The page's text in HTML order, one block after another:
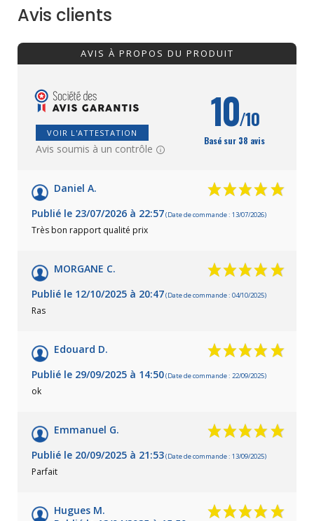
Avis clients
AVIS À PROPOS DU PRODUIT
VOIR L'ATTESTATION
Avis soumis à un contrôle
10/10
Basé sur 38 avis
Daniel A.
Publié le 23/07/2026 à 22:57(Date de commande : 13/07/2026)
Très bon rapport qualité prix
MORGANE C.
Publié le 12/10/2025 à 20:47(Date de commande : 04/10/2025)
Ras
Edouard D.
Publié le 29/09/2025 à 14:50(Date de commande : 22/09/2025)
ok
Emmanuel G.
Publié le 20/09/2025 à 21:53(Date de commande : 13/09/2025)
Parfait
Hugues M.